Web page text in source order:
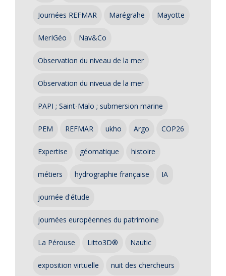
Journées REFMAR Marégrahe Mayotte
MerIGéo Nav&Co
Observation du niveau de la mer
Observation du niveua de la mer
PAPI ; Saint-Malo ; submersion marine
PEM REFMAR ukho Argo COP26
Expertise géomatique histoire
métiers hydrographie française IA
journée d'étude
journées européennes du patrimoine
La Pérouse Litto3D® Nautic
exposition virtuelle nuit des chercheurs